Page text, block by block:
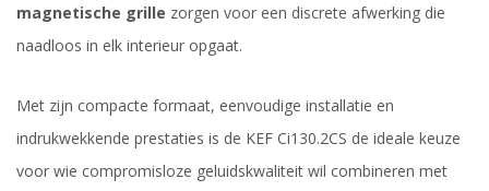
magnetische grille zorgen voor een discrete afwerking die
naadloos in elk interieur opgaat.
Met zijn compacte formaat, eenvoudige installatie en
indrukwekkende prestaties is de KEF Ci130.2CS de ideale keuze
voor wie compromisloze geluidskwaliteit wil combineren met